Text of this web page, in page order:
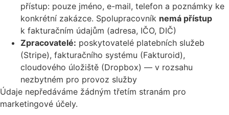
přístup: pouze jméno, e-mail, telefon a poznámky ke
konkrétní zakázce. Spolupracovník nemá přístup
k fakturačním údajům (adresa, IČO, DIČ)
Zpracovatelé: poskytovatelé platebních služeb
(Stripe), fakturačního systému (Fakturoid),
cloudového úložiště (Dropbox) — v rozsahu
nezbytném pro provoz služby
Údaje nepředáváme žádným třetím stranám pro
marketingové účely.